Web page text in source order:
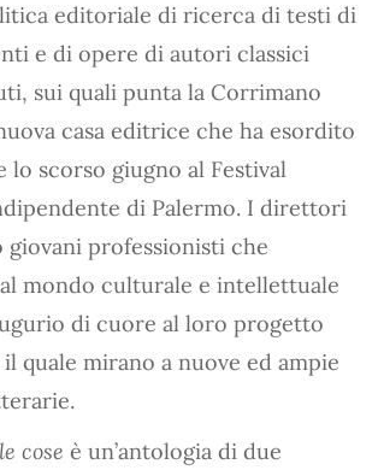
editoriale di ricerca di testi di
e di opere di autori classici
sui quali punta la Corrimano
casa editrice che ha esordito
lo scorso giugno al Festival
di Palermo. I direttori
professionisti che
mondo culturale e intellettuale
di cuore al loro progetto
quale mirano a nuove ed ampie
cose è un’antologia di due